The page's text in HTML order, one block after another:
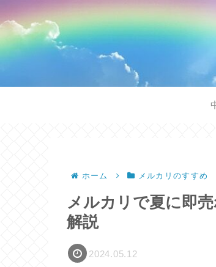
ホーム メルカリのすすめ
メルカリで夏に即
解説
2024.05.12